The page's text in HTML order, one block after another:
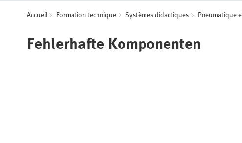
Accueil Formation technique Systèmes didactiques Pneumatique
Fehlerhafte Komponenten